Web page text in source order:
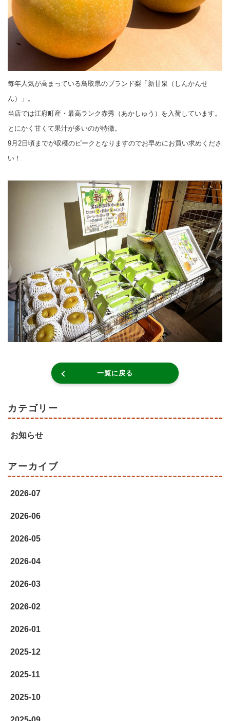
毎年人気が高まっている鳥取県のブランド梨「新甘泉（しんかんせ
ん）」。
当店では江府町産・最高ランク赤秀（あかしゅう）を入荷しています。
とにかく甘くて果汁が多いのが特徴。
9月2日頃までが収穫のピークとなりますのでお早めにお買い求めくださ
い！
一覧に戻る
カテゴリー
お知らせ
アーカイブ
2026-07
2026-06
2026-05
2026-04
2026-03
2026-02
2026-01
2025-12
2025-11
2025-10